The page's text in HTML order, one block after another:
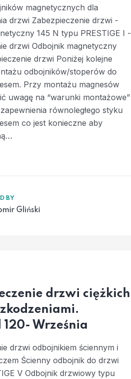
magnetycznych dla
drzwi Zabezpieczenie drzwi -
145 N typu PRESTIGE I -
drzwi Odbojnik magnetyczny
drzwi Poniżej kolejne
odbojników/stoperów do
Przy montażu magnesów
uwagę na “warunki montażowe”
równoległego styku
co jest konieczne aby
BY
Gliński
drzwi ciężkich
120- Września
drzwi odbojnikiem ściennym i
Ścienny odbojnik do drzwi
V Odbojnik drzwiowy typu